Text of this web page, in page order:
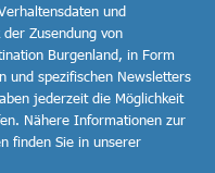
und
Zusendung von
Burgenland, in Form
und spezifischen Newsletters
jederzeit die Möglichkeit
Nähere Informationen zur
finden Sie in unserer